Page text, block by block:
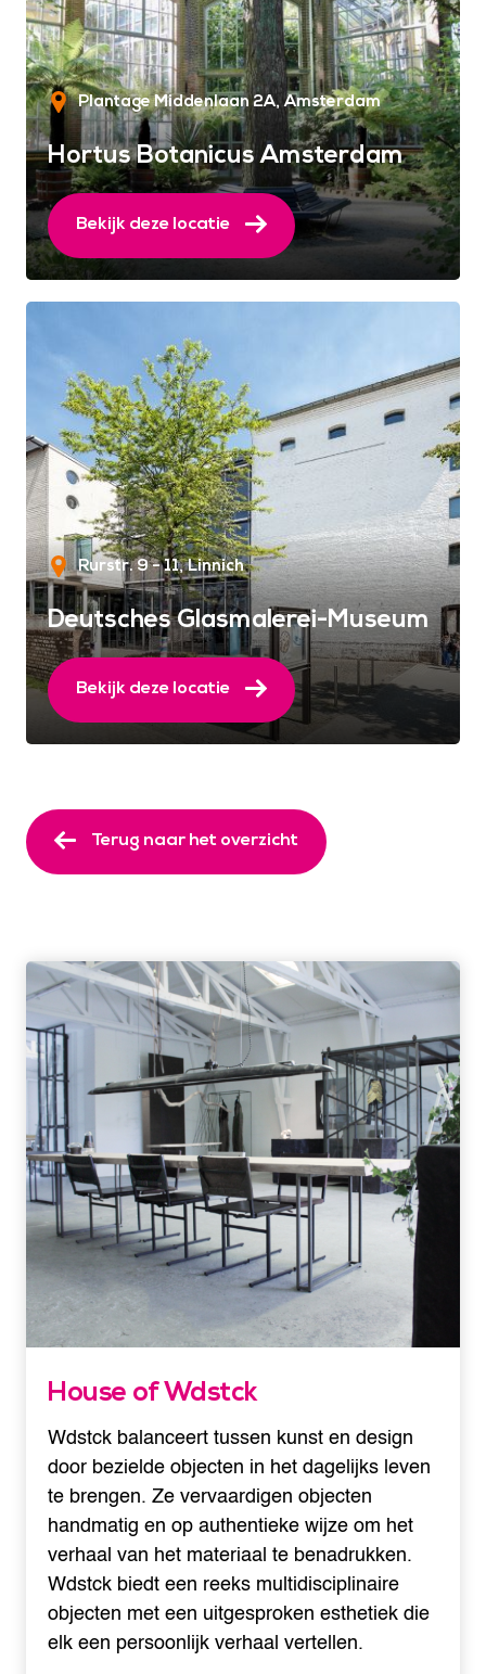
Plantage Middenlaan 2A Amsterdam
Hortus Botanicus Amsterdam
Bekijk deze locatie
Rurstr. 9 - 11 Linnich
Deutsches Glasmalerei-Museum
Bekijk deze locatie
Terug naar het overzicht
House of Wdstck
Wdstck balanceert tussen kunst en design
door bezielde objecten in het dagelijks leven
te brengen. Ze vervaardigen objecten
handmatig en op authentieke wijze om het
verhaal van het materiaal te benadrukken.
Wdstck biedt een reeks multidisciplinaire
objecten met een uitgesproken esthetiek die
elk een persoonlijk verhaal vertellen.